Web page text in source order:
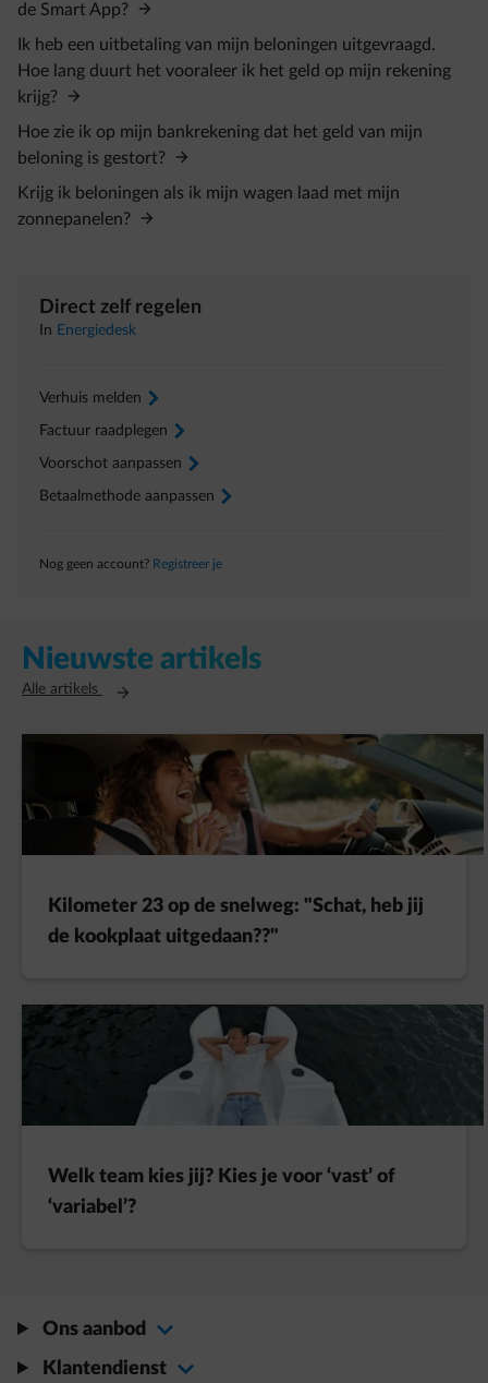
de Smart App?
Ik heb een uitbetaling van mijn beloningen uitgevraagd.
Hoe lang duurt het vooraleer ik het geld op mijn rekening
krijg?
Hoe zie ik op mijn bankrekening dat het geld van mijn
beloning is gestort?
Krijg ik beloningen als ik mijn wagen laad met mijn
zonnepanelen?
Direct zelf regelen
In Energiedesk
Verhuis melden arrow-right
Factuur raadplegen arrow-right
Voorschot aanpassen arrow-right
Betaalmethode aanpassen arrow-right
Nog geen account? Registreer je
Nieuwste artikels
Alle artikels Opent in een nieuw tabblad
Kilometer 23 op de snelweg: "Schat, heb jij
de kookplaat uitgedaan??"
Welk team kies jij? Kies je voor ‘vast’ of
‘variabel’?
Ons aanbod
Klantendienst